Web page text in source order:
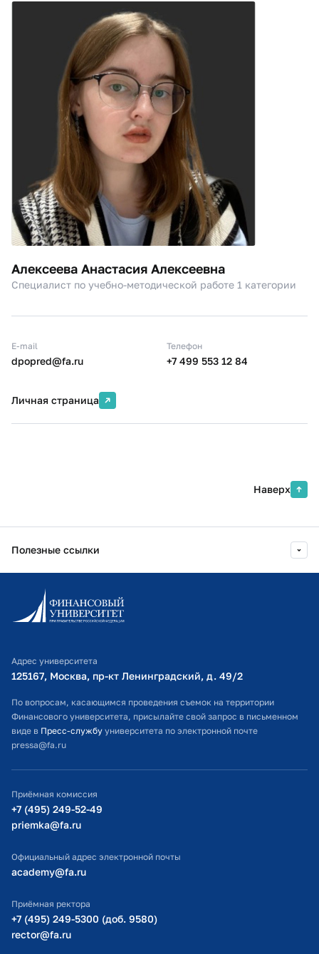
Алексеева Анастасия Алексеевна
Специалист по учебно-методической работе 1 категории
E-mail
dpopred@fa.ru
Телефон
+7 499 553 12 84
Личная страница
Наверх
Полезные ссылки
Информационно-образовательный портал
Личный кабинет поступающего
Оплата обучения
Расписание занятий
Студенческий офис
Официальный адрес электронной почты
Министерство просвещения РФ
Министерство науки и высшего образования РФ
Адрес университета
125167, Москва, пр-кт Ленинградский, д. 49/2​
По вопросам, касающимся проведения съемок на территории
Финансового университета, присылайте свой запрос в письменном
виде в Пресс-службу университета по электронной почте
pressa@fa.ru
Приёмная комиссия
+7 (495) 249-52-49
priemka@fa.ru
Официальный адрес электронной почты
academy@fa.ru
Приёмная ректора
+7 (495) 249-5300 (доб. 9580)
rector@fa.ru